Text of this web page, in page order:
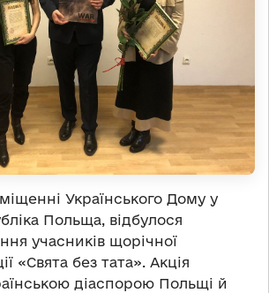
Українського Дому у
Польща, відбулося
учасників щорічної
«Свята без тата». Акція
діаспорою Польщі й